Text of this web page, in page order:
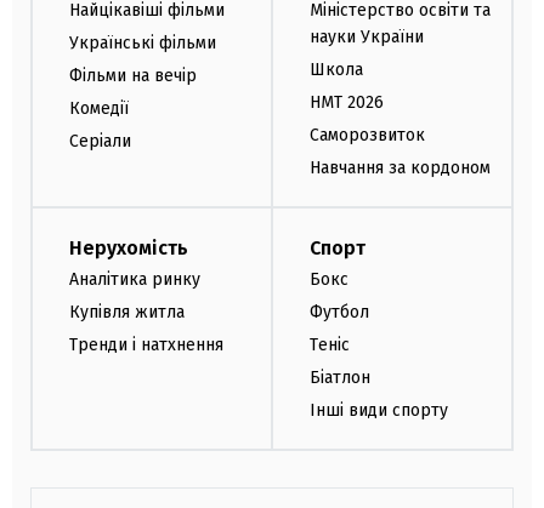
Найцікавіші фільми
Українські фільми
Фільми на вечір
Комедії
Серіали
Міністерство освіти та
науки України
Школа
НМТ 2026
Саморозвиток
Навчання за кордоном
Нерухомість
Аналітика ринку
Купівля житла
Тренди і натхнення
Спорт
Бокс
Футбол
Теніс
Біатлон
Інші види спорту